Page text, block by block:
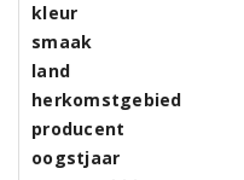
kleur
smaak
land
herkomstgebied
producent
oogstjaar